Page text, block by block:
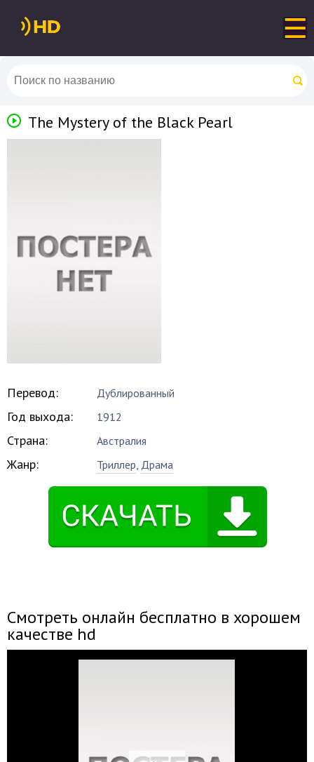
The Mystery of the Black Pearl
Перевод: Дублированный
Год выхода: 1912
Страна: Австралия
Жанр: Триллер, Драма
Смотреть онлайн бесплатно в хорошем
качестве hd